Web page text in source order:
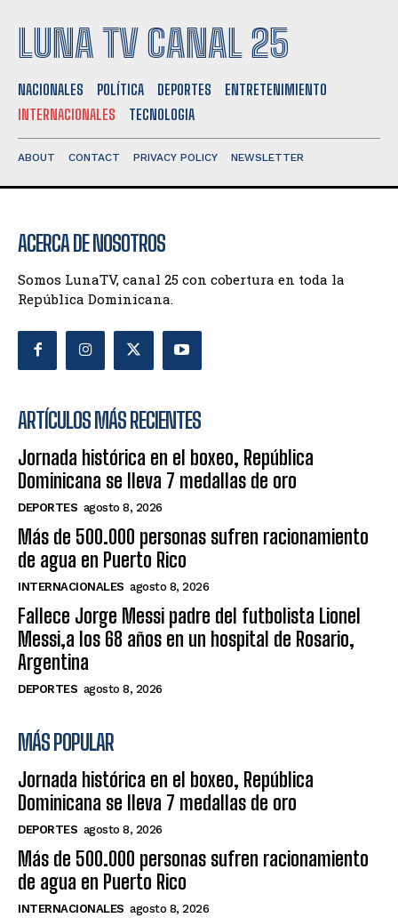
LUNA TV CANAL 25
NACIONALES POLÍTICA DEPORTES
ENTRETENIMIENTO
INTERNACIONALES
TECNOLOGIA
ABOUT CONTACT PRIVACY POLICY NEWSLETTER
ACERCA DE NOSOTROS
Somos LunaTV, canal 25 con cobertura en toda la
República Dominicana.
ARTÍCULOS MÁS RECIENTES
Jornada histórica en el boxeo, República
Dominicana se lleva 7 medallas de oro
DEPORTES agosto 8, 2026
Más de 500.000 personas sufren racionamiento
de agua en Puerto Rico
INTERNACIONALES agosto 8, 2026
Fallece Jorge Messi padre del futbolista Lionel
Messi,a los 68 años en un hospital de Rosario,
Argentina
DEPORTES agosto 8, 2026
MÁS POPULAR
Jornada histórica en el boxeo, República
Dominicana se lleva 7 medallas de oro
DEPORTES agosto 8, 2026
Más de 500.000 personas sufren racionamiento
de agua en Puerto Rico
INTERNACIONALES agosto 8, 2026